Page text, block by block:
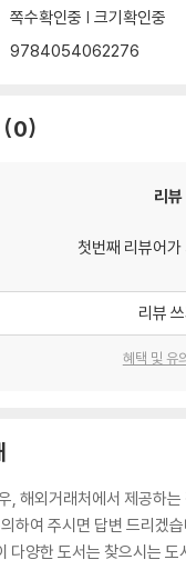
쪽수확인중 | 크기확인중
9784054062276
0
리뷰
첫번째 리뷰어가
리뷰
혜택 및 유
, 해외거래처에서 제공하
하여 주시면 답변 드리겠
다양한 도서는 찾으시는